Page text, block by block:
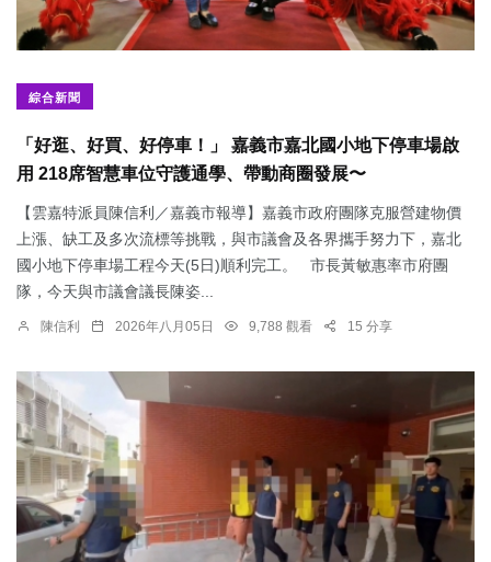
綜合新聞
「好逛、好買、好停車！」 嘉義市嘉北國小地下停車場啟
用 218席智慧車位守護通學、帶動商圈發展〜
【雲嘉特派員陳信利／嘉義市報導】嘉義市政府團隊克服營建物價
上漲、缺工及多次流標等挑戰，與市議會及各界攜手努力下，嘉北
國小地下停車場工程今天(5日)順利完工。 市長黃敏惠率市府團
隊，今天與市議會議長陳姿...
陳信利 2026年八月05日 9,788 觀看 15 分享